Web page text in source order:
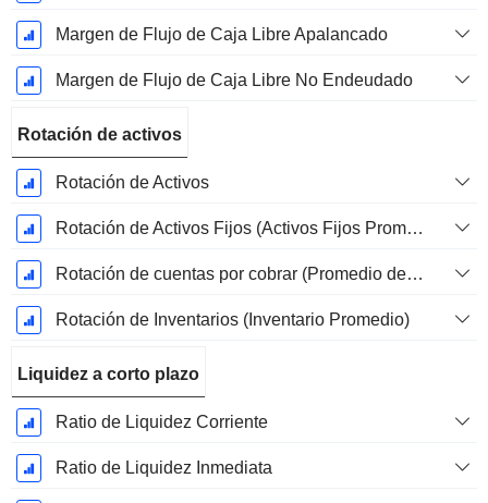
Margen de Flujo de Caja Libre Apalancado
Margen de Flujo de Caja Libre No Endeudado
Rotación de activos
Rotación de Activos
Rotación de Activos Fijos (Activos Fijos Promedio)
Rotación de cuentas por cobrar (Promedio de cuentas por cobrar)
Rotación de Inventarios (Inventario Promedio)
Liquidez a corto plazo
Ratio de Liquidez Corriente
Ratio de Liquidez Inmediata